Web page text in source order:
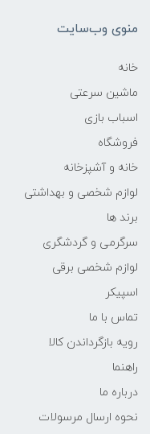
منوی وب‌سایت
خانه
ماشین سرعتی
اسباب بازی
فروشگاه
خانه و آشپزخانه
لوازم شخصی و بهداشتی
برند ها
سرگرمی و گردشگری
لوازم شخصی برقی
اسپیکر
تماس با ما
رویه بازگرداندن کالا
راهنما
درباره ما
نحوه ارسال مرسولات